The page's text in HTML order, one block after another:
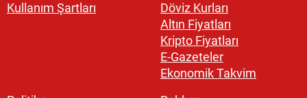
Kullanım Şartları
Döviz Kurları
Altın Fiyatları
Kripto Fiyatları
E-Gazeteler
Ekonomik Takvim